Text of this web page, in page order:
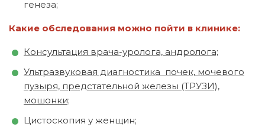
генеза;
Какие обследования можно пойти в клинике:
Консультация врача-уролога, андролога;
Ультразвуковая диагностика почек, мочевого
пузыря, предстательной железы (ТРУЗИ),
мошонки;
Цистоскопия у женщин;